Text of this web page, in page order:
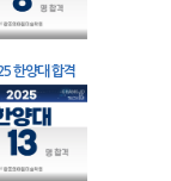
한양대 합격